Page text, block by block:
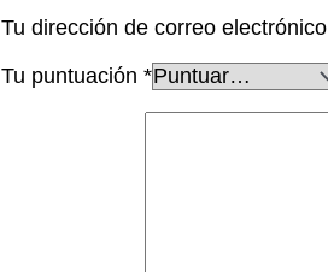
Tu dirección de correo
Tu puntuación *